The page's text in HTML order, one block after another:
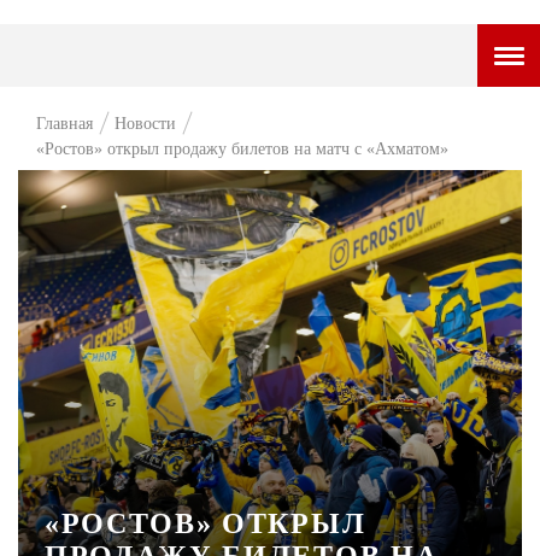
НОВОСТИ
ВОПРОС НЕДЕЛИ
ПРЕМЬЕРА
ТАМ И ТУТ
СТИЛЬ ЖИЗНИ
ХАЙП
ЧЕЛОВЕК ОСОБЕННЫЙ
КУЛЬТ ЕДЫ
АФИША
Главная
Новости
«Ростов» открыл продажу билетов на матч с «Ахматом»
«РОСТОВ» ОТКРЫЛ